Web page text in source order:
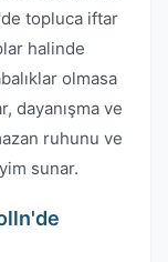
topluca iftar
halinde
olmasa
dayanışma ve
ruhunu ve
sunar.